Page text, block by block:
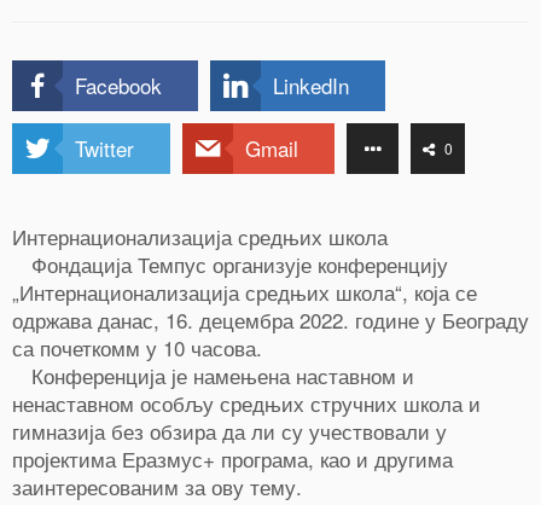
Facebook LinkedIn
Twitter Gmail 0
Интернационализација средњих школа
Фондација Темпус организује конференцију
„Интернационализација средњих школа“, која се
одржава данас, 16. децембра 2022. године у Београду
са почеткомм у 10 часова.
Конференција је намењена наставном и
ненаставном особљу средњих стручних школа и
гимназија без обзира да ли су учествовали у
пројектима Еразмус+ програма, као и другима
заинтересованим за ову тему.